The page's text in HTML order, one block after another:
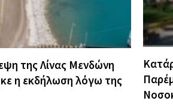
της Λίνας Μενδώνη
η εκδήλωση λόγω της